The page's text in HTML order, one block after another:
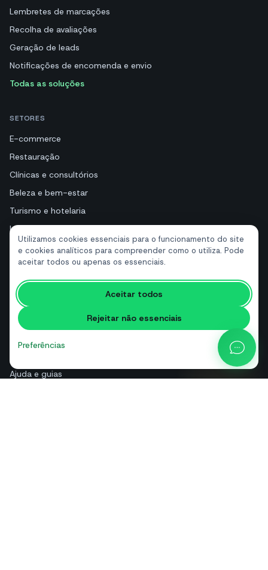
Utilizamos cookies essenciais para o funcionamento do site
e cookies analíticos para compreender como o utiliza. Pode
aceitar todos ou apenas os essenciais.
Aceitar todos
Rejeitar não essenciais
Preferências
Lembretes de marcações
Recolha de avaliações
Geração de leads
Notificações de encomenda e envio
Todas as soluções
SETORES
E-commerce
Restauração
Clínicas e consultórios
Beleza e bem-estar
Turismo e hotelaria
Imobiliárias
RECURSOS
Ferramentas gratuitas
Glossário
Comparações
Ajuda e guias